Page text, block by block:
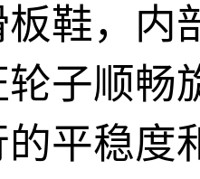
鞋，内
子顺畅
平稳度